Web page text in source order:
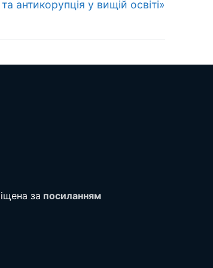
антикорупція у вищій освіті»
за посиланням